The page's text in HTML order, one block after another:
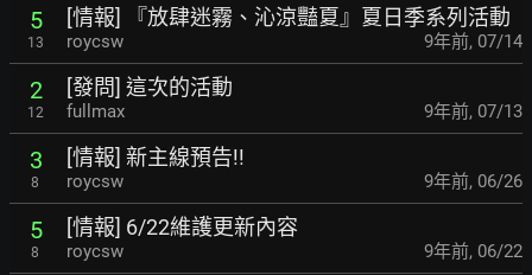
5
13
[情報] 『放肆迷霧、沁涼豔夏』夏日季系列活動
roycsw 9年前, 07/14
2
12
[發問] 這次的活動
fullmax 9年前, 07/13
3
8
[情報] 新主線預告!!
roycsw 9年前, 06/26
5
8
[情報] 6/22維護更新內容
roycsw 9年前, 06/22